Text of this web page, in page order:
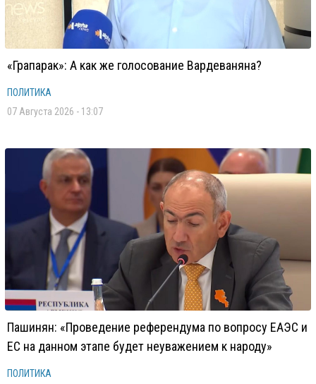
«Грапарак»: А как же голосование Вардеваняна?
ПОЛИТИКА
07 Августа 2026 - 13:07
Пашинян: «Проведение референдума по вопросу ЕАЭС и
ЕС на данном этапе будет неуважением к народу»
ПОЛИТИКА